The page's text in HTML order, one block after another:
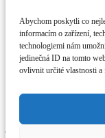
Abychom poskytli co
informacím o zařízení,
technologiemi nám
jedinečná ID na tomto
ovlivnit určité vlastnosti a
Kontakty
Archiv
nebo další
jakýmkoliv